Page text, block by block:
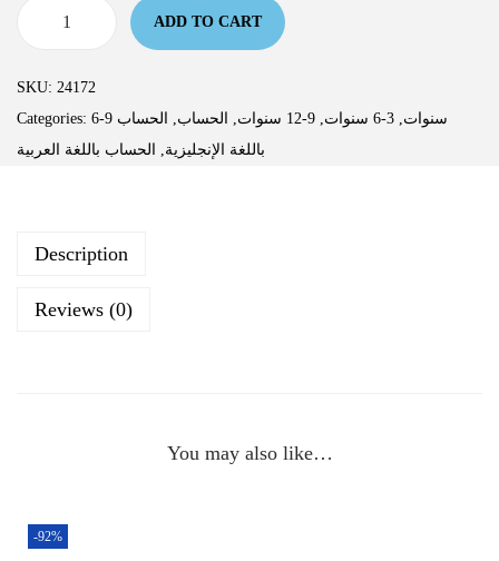
ADD TO CART
SKU: 24172
Categories:
6-9 سنوات 3-6 سنوات 9-12 سنوات الحساب
الحساب
باللغة الإنجليزية
الحساب باللغة العربية
Description
Reviews (0)
You may also like…
-92%